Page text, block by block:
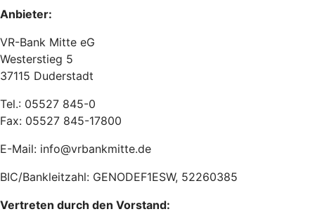
Anbieter:
VR-Bank Mitte eG
Westerstieg 5
37115 Duderstadt
Tel.: 05527 845-0
Fax: 05527 845-17800
E-Mail: info@vrbankmitte.de
BIC/Bankleitzahl: GENODEF1ESW, 52260385
Vertreten durch den Vorstand: